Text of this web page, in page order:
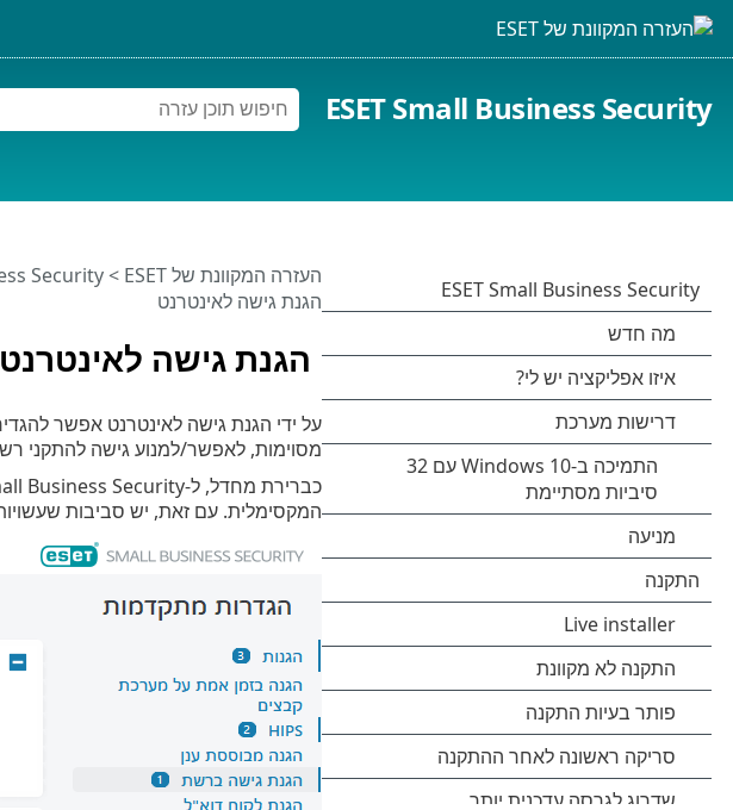
ESET Small Business Security
הגנת גישה לאינטרנט
העזרה המקוונת של ESET >
Security
הגנת גישה לאינטרנט
על ידי הגנת גישה לאינטרנט אפשר
מסוימות, לאפשר/למנוע גישה להתקני
המקסימלית. עם זאת, יש סביבות